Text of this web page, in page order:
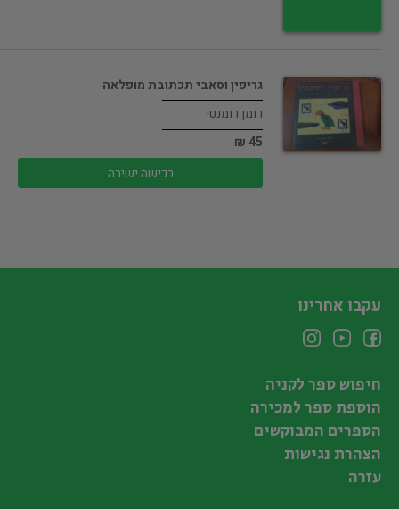
גריפין וסאבי תכתובת מופלאה
רומן רומנטי
45 ₪
רכישה ישירה
עקבו אחרינו
חיפוש ספר לקניה
הוספת ספר למכירה
הספרים המבוקשים
הצהרת נגישות
עזרה